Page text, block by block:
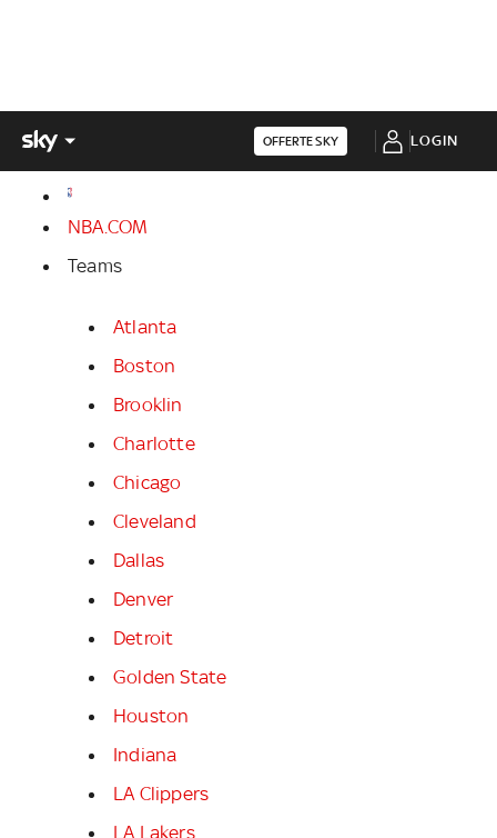
OFFERTE SKY LOGIN
NBA.COM
Teams
Atlanta
Boston
Brooklin
Charlotte
Chicago
Cleveland
Dallas
Denver
Detroit
Golden State
Houston
Indiana
LA Clippers
LA Lakers